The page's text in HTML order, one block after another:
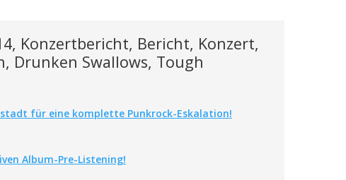
Konzertbericht, Bericht, Konzert,
Drunken Swallows, Tough
für eine komplette Punkrock-Eskalation!
Album-Pre-Listening!